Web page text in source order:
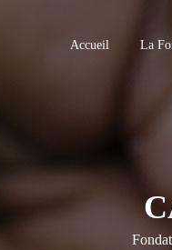
Accueil La